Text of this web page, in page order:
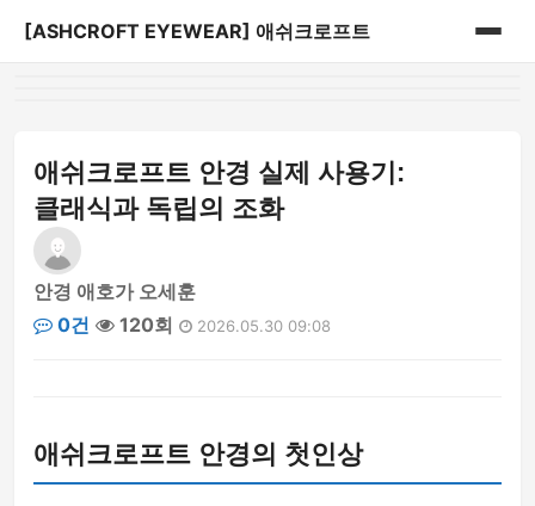
[ASHCROFT EYEWEAR] 애쉬크로프트
애쉬크로프트 안경 실제 사용기:
클래식과 독립의 조화
안경 애호가 오세훈
0건
120회 2026.05.30 09:08
애쉬크로프트 안경의 첫인상